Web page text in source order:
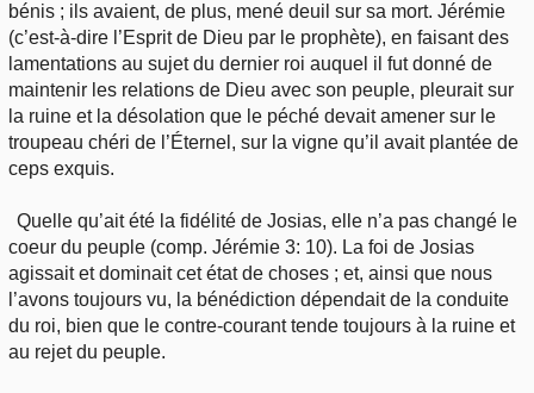
bénis ; ils avaient, de plus, mené deuil sur sa mort. Jérémie
(c’est-à-dire l’Esprit de Dieu par le prophète), en faisant des
lamentations au sujet du dernier roi auquel il fut donné de
maintenir les relations de Dieu avec son peuple, pleurait sur
la ruine et la désolation que le péché devait amener sur le
troupeau chéri de l’Éternel, sur la vigne qu’il avait plantée de
ceps exquis.
Quelle qu’ait été la fidélité de Josias, elle n’a pas changé le
coeur du peuple (comp. Jérémie 3: 10). La foi de Josias
agissait et dominait cet état de choses ; et, ainsi que nous
l’avons toujours vu, la bénédiction dépendait de la conduite
du roi, bien que le contre-courant tende toujours à la ruine et
au rejet du peuple.